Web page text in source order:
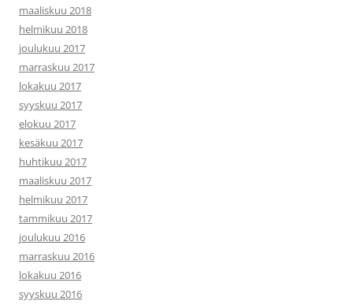
maaliskuu 2018
helmikuu 2018
joulukuu 2017
marraskuu 2017
lokakuu 2017
syyskuu 2017
elokuu 2017
kesäkuu 2017
huhtikuu 2017
maaliskuu 2017
helmikuu 2017
tammikuu 2017
joulukuu 2016
marraskuu 2016
lokakuu 2016
syyskuu 2016